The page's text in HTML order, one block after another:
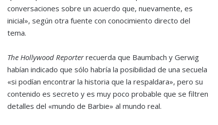
conversaciones sobre un acuerdo que, nuevamente, es
inicial», según otra fuente con conocimiento directo del
tema.
The Hollywood Reporterrecuerda que Baumbach y Gerwig
habían indicado que sólo habría la posibilidad de una secuela
«si podían encontrar la historia que la respaldara», pero su
contenido es secreto y es muy poco probable que se filtren
detalles del «mundo de Barbie» al mundo real.